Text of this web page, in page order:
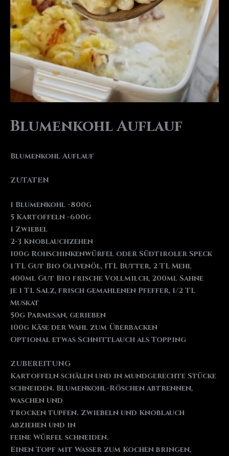
Blumenkohl Auflauf
Blumenkohl Auflauf
ZUTATEN
1 Blumenkohl -800g
5 Kartoffeln -600g
1 Zwiebel
2-3 Knoblauchzehen
100g Rohschinkenwürfel oder Südtiroler Speck
1 TL Gut Bio Olivenöl, 1TL Butter, 2 TL Mehl
400ml Gut Bio frische Vollmilch, 200ml Sahne
je 1 TL Salz, frisch gemahlenen Pfeffer, 1/2 TL
Muskat
50g Parmesan, gerieben
100g Käse der Wahl zum Überbacken
Optional etwas Schnittlauch als Topping
ZUBEREITUNG
Kartoffeln schälen und in mundgerechte Stücke
schneiden. Blumenkohl-Röschen abtrennen,
waschen und
trocken tupfen. Zwiebeln und Knoblauch
abziehen und in
feine Würfel schneiden.
Einen Topf mit Wasser zum Kochen bringen,